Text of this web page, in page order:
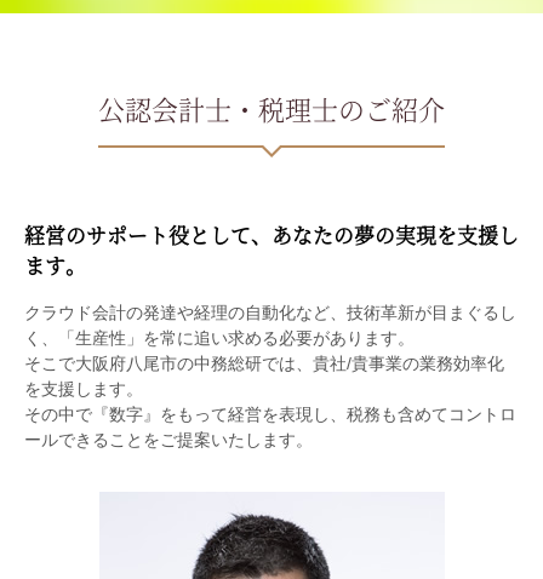
公認会計士・税理士のご紹介
経営のサポート役として、あなたの夢の実現を支援し
ます。
クラウド会計の発達や経理の自動化など、技術革新が目まぐるし
く、「生産性」を常に追い求める必要があります。
そこで大阪府八尾市の中務総研では、貴社/貴事業の業務効率化
を支援します。
その中で『数字』をもって経営を表現し、税務も含めてコントロ
ールできることをご提案いたします。